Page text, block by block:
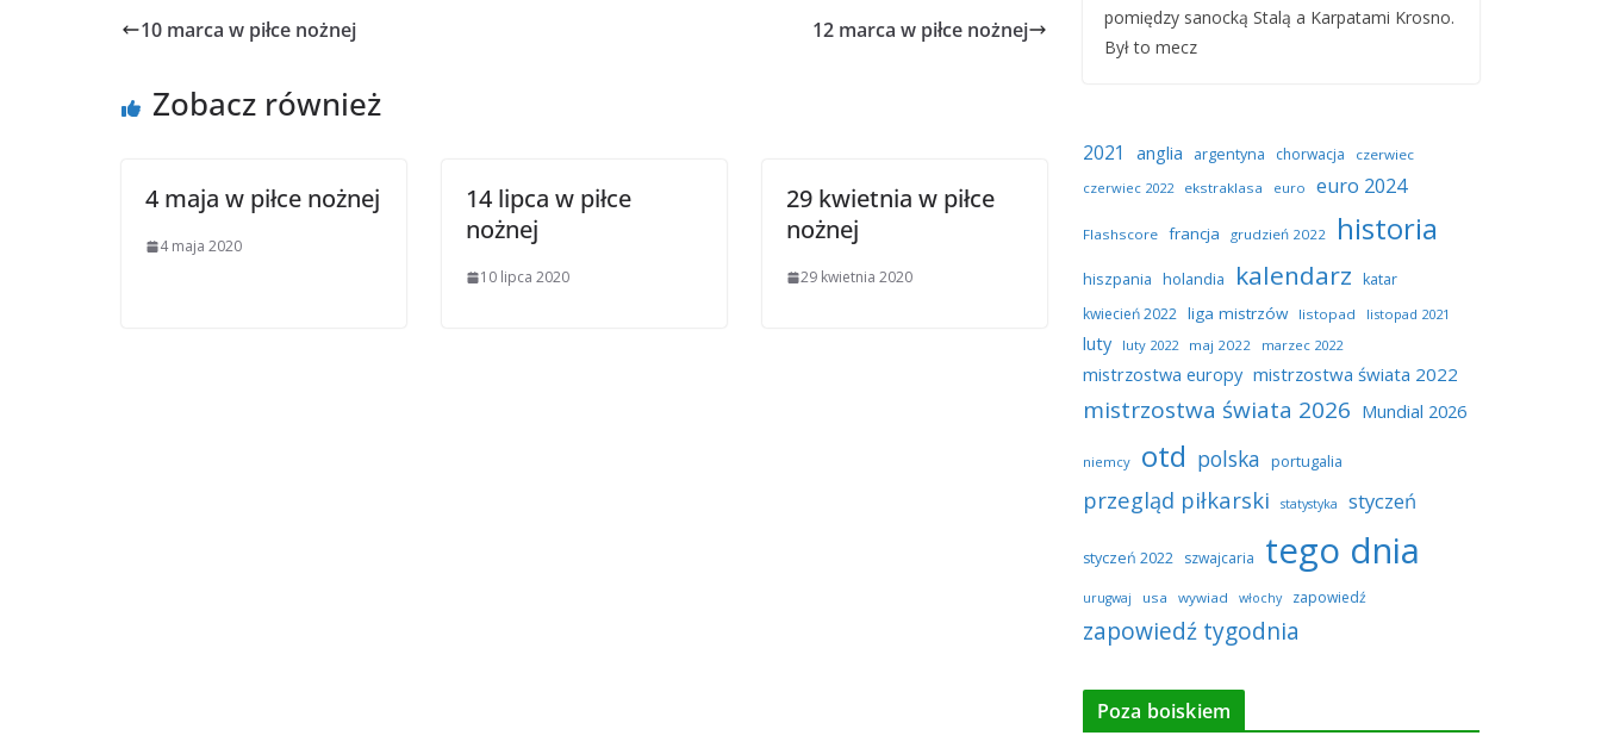
10 marca w piłce nożnej 12 marca w piłce nożnej
Zobacz również
4 maja w piłce nożnej
4 maja 2020
14 lipca w piłce
nożnej
10 lipca 2020
29 kwietnia w piłce
nożnej
29 kwietnia 2020
pomiędzy sanocką Stalą a Karpatami Krosno.
Był to mecz
2021 anglia argentyna chorwacja
czerwiec
czerwiec 2022
ekstraklasa euro euro 2024
Flashscore francja grudzień 2022 historia
hiszpania holandia kalendarz katar
kwiecień 2022 liga mistrzów listopad listopad 2021
luty luty 2022 maj 2022 marzec 2022
mistrzostwa europy mistrzostwa świata 2022
mistrzostwa świata 2026 Mundial 2026
niemcy otd polska portugalia
przegląd piłkarski statystyka styczeń
styczeń 2022 szwajcaria tego dnia
urugwaj usa wywiad włochy zapowiedź
zapowiedź tygodnia
Poza boiskiem